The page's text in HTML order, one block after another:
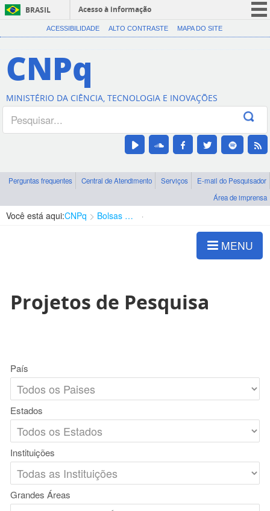
BRASIL
Acesso à informação
CORONAVÍRUS (COVID-19)
Canais
ACESSIBILIDADE ALTO CONTRASTE MAPA DO SITE
CNPq
MINISTÉRIO DA CIÊNCIA, TECNOLOGIA E INOVAÇÕES
Perguntas frequentes Central de Atendimento Serviços
E-mail do Pesquisador
Área de imprensa
Você está aqui:CNPq Bolsas e Auxílios Vigentes
MENU
Projetos de Pesquisa
País
Estados
Instituições
Grandes Áreas